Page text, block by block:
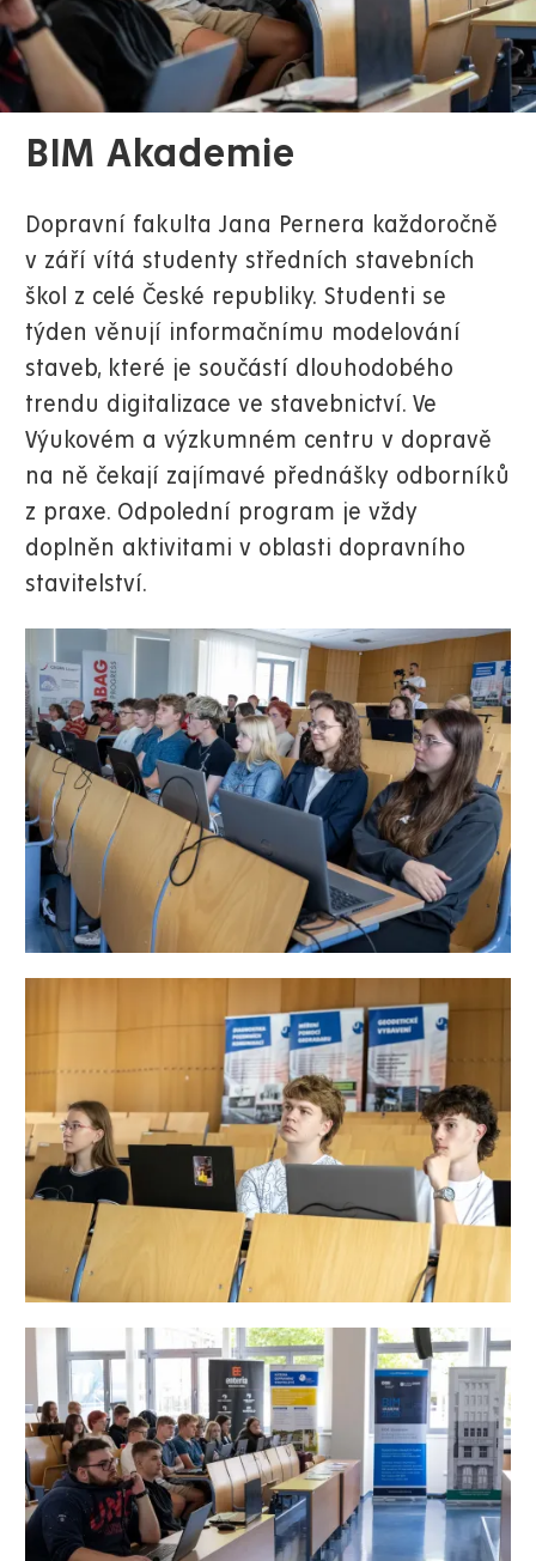
BIM Akademie
Dopravní fakulta Jana Pernera každoročně
v září vítá studenty středních stavebních
škol z celé České republiky. Studenti se
týden věnují informačnímu modelování
staveb, které je součástí dlouhodobého
trendu digitalizace ve stavebnictví. Ve
Výukovém a výzkumném centru v dopravě
na ně čekají zajímavé přednášky odborníků
z praxe. Odpolední program je vždy
doplněn aktivitami v oblasti dopravního
stavitelství.